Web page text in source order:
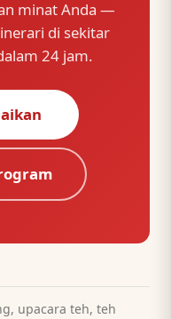
minat Anda —
di sekitar
24 jam.
upacara teh, teh